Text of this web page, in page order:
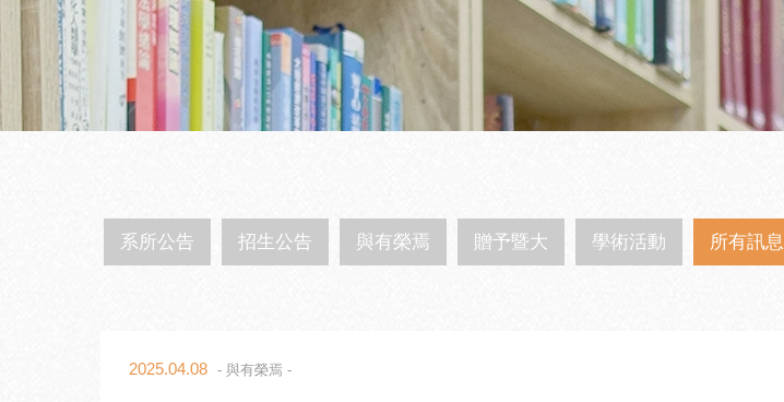
系所公告 招生公告 與有榮焉 贈予暨大 學術活動 所有訊息
2025.04.08 - 與有榮焉 -